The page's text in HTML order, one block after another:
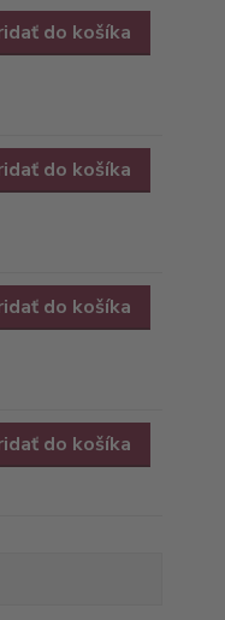
do košíka
do košíka
do košíka
do košíka